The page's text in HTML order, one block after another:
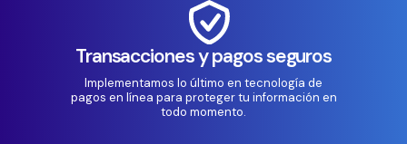
Transacciones y pagos seguros
Implementamos lo último en tecnología de
pagos en línea para proteger tu información en
todo momento.